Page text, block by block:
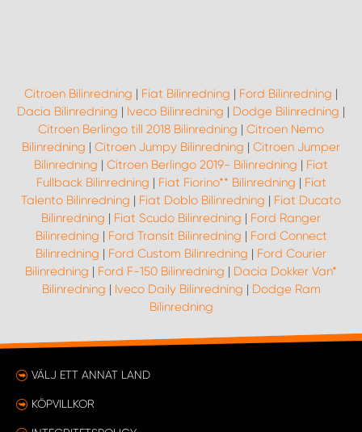
Citroen Bilinredning | Fiat Bilinredning | Ford Bilinredning |
Dacia Bilinredning | Iveco Bilinredning | Dodge Bilinredning |
Citroen Berlingo till 2018 Bilinredning | Citroen Nemo
Bilinredning | Citroen Jumpy Bilinredning | Citroen Jumper
Bilinredning | Citroen Berlingo 2019- Bilinredning | Fiat
Fullback Bilinredning | Fiat Fiorino** Bilinredning | Fiat
Talento Bilinredning | Fiat Doblo Bilinredning | Fiat Ducato
Bilinredning | Fiat Scudo Bilinredning | Ford Ranger
Bilinredning | Ford Transit Bilinredning | Ford Connect
Bilinredning | Ford Custom Bilinredning | Ford Courier
Bilinredning | Ford F-150 Bilinredning | Dacia Dokker Van*
Bilinredning | Iveco Daily Bilinredning | Dodge Ram
Bilinredning
VÄLJ ETT ANNAT LAND
KÖPVILLKOR